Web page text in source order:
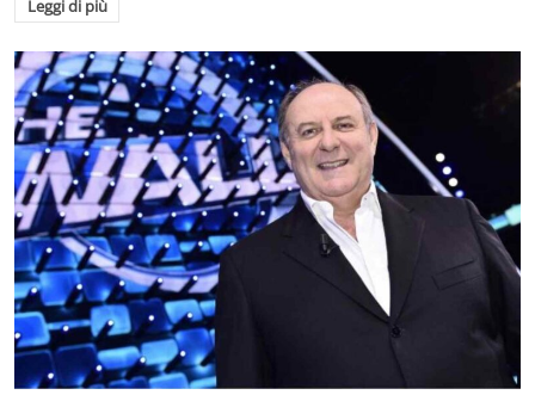
Leggi di più